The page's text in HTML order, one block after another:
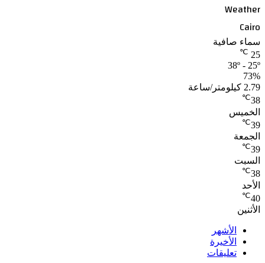
Weather
Cairo
سماء صافية
25
℃
38º - 25º
73%
2.79 كيلومتر/ساعة
38
℃
الخميس
39
℃
الجمعة
39
℃
السبت
38
℃
الأحد
40
℃
الأثنين
الأشهر
الأخيرة
تعليقات